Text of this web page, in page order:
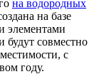
на водородных
на базе
элементами
будут совместно
с
году.